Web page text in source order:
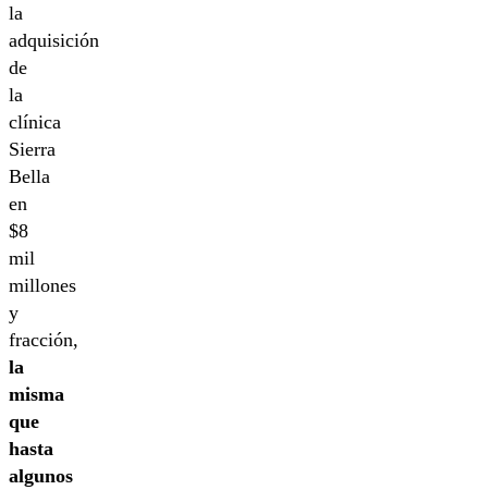
la
adquisición
de
la
clínica
Sierra
Bella
en
$8
mil
millones
y
fracción,
la
misma
que
hasta
algunos